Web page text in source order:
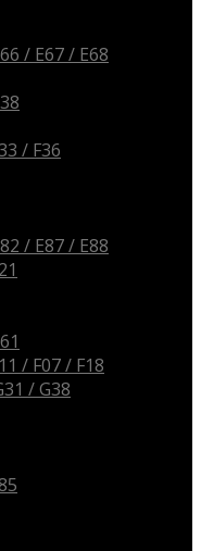
/ E67 / E68
/ F36
/ E87 / E88
/ F07 / F18
/ G38